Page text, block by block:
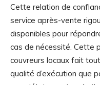
Cette relation de
service après-vente
disponibles pour
cas de nécessité. Cette
couvreurs locaux fait
qualité d’exécution que